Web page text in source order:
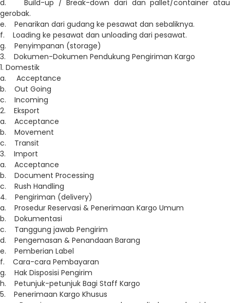
d. Build-up / Break-down dari dan pallet/container atau
gerobak.
e. Penarikan dari gudang ke pesawat dan sebaliknya.
f. Loading ke pesawat dan unloading dari pesawat.
g. Penyimpanan (storage)
3. Dokumen-Dokumen Pendukung Pengiriman Kargo
1. Domestik
a. Acceptance
b. Out Going
c. Incoming
2. Eksport
a. Acceptance
b. Movement
c. Transit
3. Import
a. Acceptance
b. Document Processing
c. Rush Handling
4. Pengiriman (delivery)
a. Prosedur Reservasi & Penerimaan Kargo Umum
b. Dokumentasi
c. Tanggung jawab Pengirim
d. Pengemasan & Penandaan Barang
e. Pemberian Label
f. Cara-cara Pembayaran
g. Hak Disposisi Pengirim
h. Petunjuk-petunjuk Bagi Staff Kargo
5. Penerimaan Kargo Khusus